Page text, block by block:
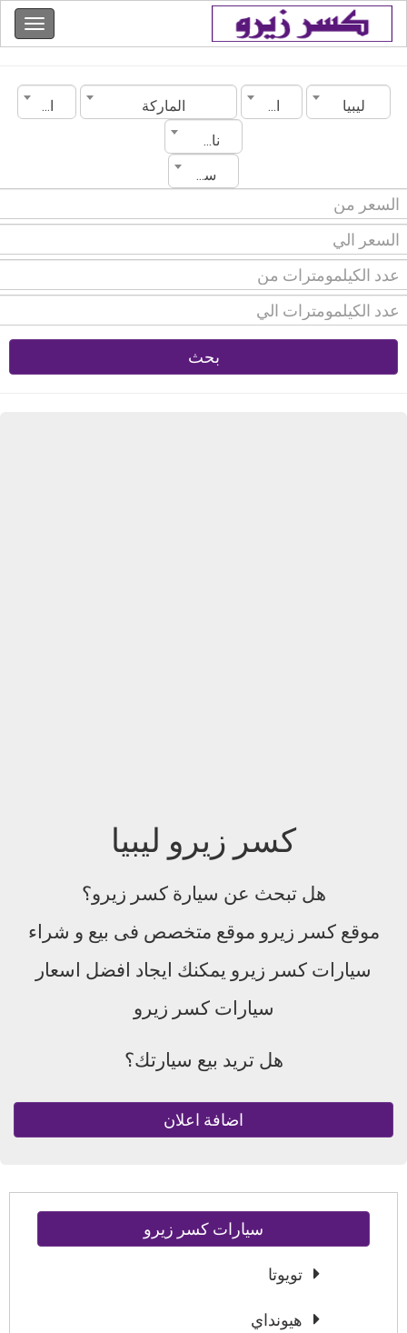
ليبيا المدينة الماركة
الموديل
ناقل الحركة
سنة الصنع
بحث
كسر زيرو ليبيا
هل تبحث عن سيارة كسر زيرو؟
موقع كسر زيرو موقع متخصص فى بيع و شراء
سيارات كسر زيرو يمكنك ايجاد افضل اسعار
سيارات كسر زيرو
هل تريد بيع سيارتك؟
اضافة اعلان
سيارات كسر زيرو
تويوتا
هيونداي